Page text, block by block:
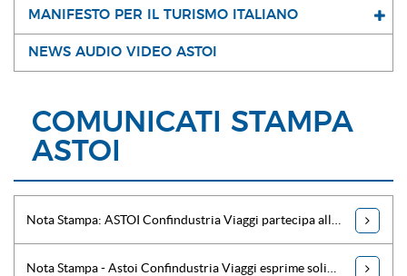
MANIFESTO PER IL TURISMO ITALIANO
NEWS AUDIO VIDEO ASTOI
COMUNICATI STAMPA
ASTOI